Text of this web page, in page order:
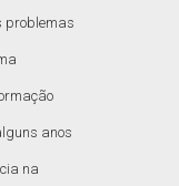
problemas
anos
na